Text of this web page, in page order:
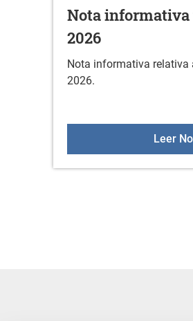
Nota informativa
2026
Nota informativa relativa
2026.
Leer